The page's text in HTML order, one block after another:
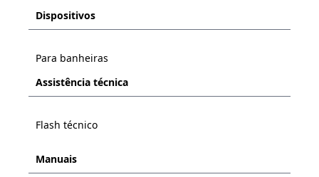
Dispositivos
Para banheiras
Assistência técnica
Flash técnico
Manuais